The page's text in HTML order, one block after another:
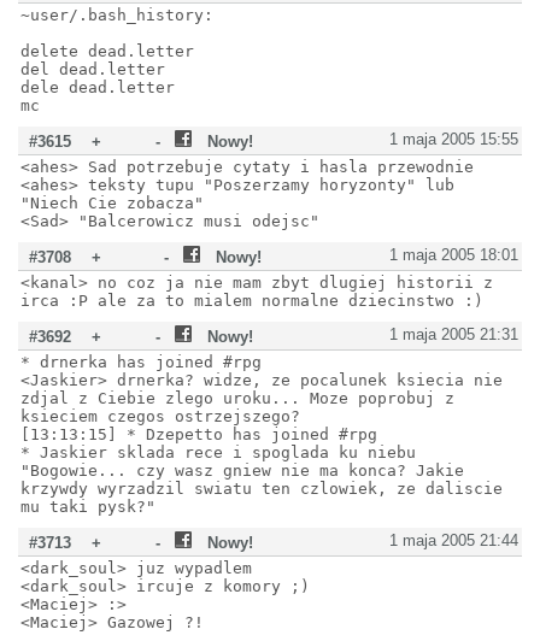
~user/.bash_history:
delete dead.letter
del dead.letter
dele dead.letter
mc
1 maja 2005 15:55
#3615 + -
Nowy!
<ahes> Sad potrzebuje cytaty i hasla przewodnie
<ahes> teksty tupu "Poszerzamy horyzonty" lub
"Niech Cie zobacza"
<Sad> "Balcerowicz musi odejsc"
1 maja 2005 18:01
#3708 + -
Nowy!
<kanal> no coz ja nie mam zbyt dlugiej historii z
irca :P ale za to mialem normalne dziecinstwo :)
1 maja 2005 21:31
#3692 + -
Nowy!
* drnerka has joined #rpg
<Jaskier> drnerka? widze, ze pocalunek ksiecia nie
zdjal z Ciebie zlego uroku... Moze poprobuj z
ksieciem czegos ostrzejszego?
[13:13:15] * Dzepetto has joined #rpg
* Jaskier sklada rece i spoglada ku niebu
"Bogowie... czy wasz gniew nie ma konca? Jakie
krzywdy wyrzadzil swiatu ten czlowiek, ze daliscie
mu taki pysk?"
1 maja 2005 21:44
#3713 + -
Nowy!
<dark_soul> juz wypadlem
<dark_soul> ircuje z komory ;)
<Maciej> :>
<Maciej> Gazowej ?!